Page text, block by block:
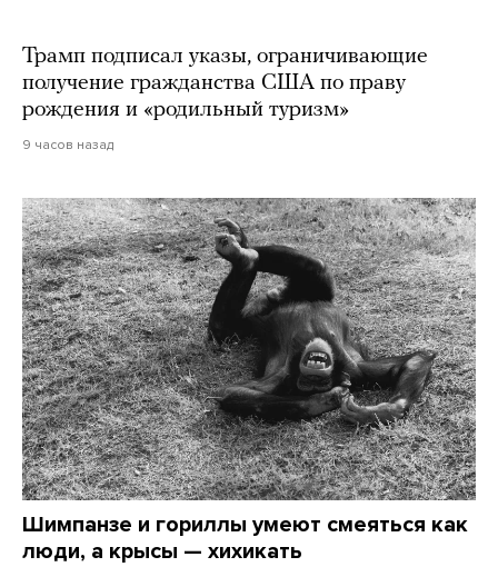
Трамп подписал указы, ограничивающие
получение гражданства США по праву
рождения и «родильный туризм»
9 часов назад
Шимпанзе и гориллы умеют смеяться как
люди, а крысы — хихикать